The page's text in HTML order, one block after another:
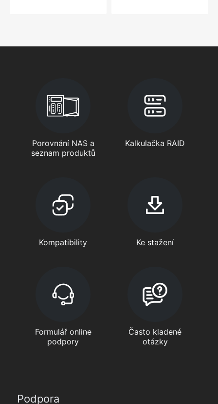
Porovnání NAS a
seznam produktů
Kalkulačka RAID
Kompatibility Ke stažení
Formulář online
podpory
Často kladené
otázky
Podpora